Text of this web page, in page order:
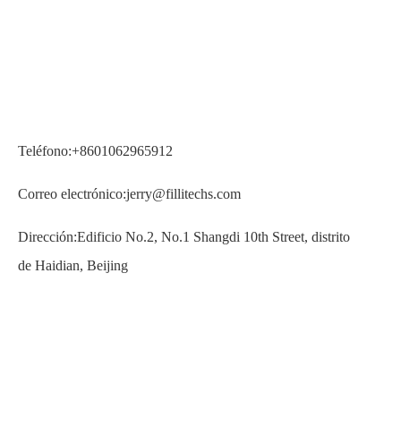
Teléfono:+8601062965912
Correo electrónico:jerry@fillitechs.com
Dirección:Edificio No.2, No.1 Shangdi 10th Street, distrito
de Haidian, Beijing